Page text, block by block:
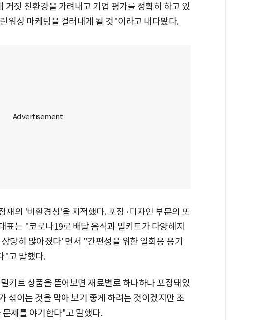
거짓 친환경을 가려내고 기업 평가를 정확히 하고 있
워싱 마케팅을 걸러내게 될 것"이라고 내다봤다.
재의 '비환경성'을 지적했다. 포장·디자인 부문의 또
표는 "코로나19로 배달 음식과 밀키트가 다양해지
당히 많아졌다"면서 "간편성을 위한 일회용 용기
"고 말했다.
키트 상품을 뜯어보면 재료별로 하나하나 포장돼있
섞이는 것을 막아 보기 좋게 하려는 것이겠지만 조
제를 야기한다"고 말했다.